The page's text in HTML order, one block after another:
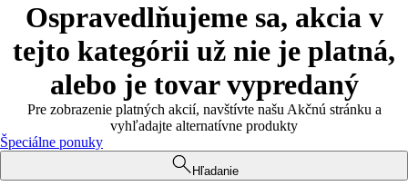
Ospravedlňujeme sa, akcia v
tejto kategórii už nie je platná,
alebo je tovar vypredaný
Pre zobrazenie platných akcií, navštívte našu Akčnú stránku a
vyhľadajte alternatívne produkty
Špeciálne ponuky
Hľadanie